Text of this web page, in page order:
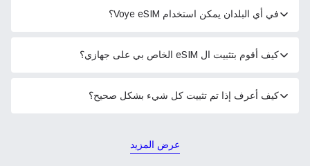
في أي البلدان يمكن استخدام Voye eSIM؟
كيف أقوم بتثبيت ال eSIM الخاص بي على جهازي؟
كيف أعرف إذا تم تثبيت كل شيء بشكل صحيح؟
عرض المزيد